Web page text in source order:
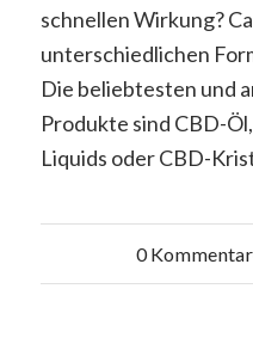
schnellen Wirkung?
unterschiedlichen
Die beliebtesten und
Produkte sind CBD-
Liquids oder CBD-
0 /